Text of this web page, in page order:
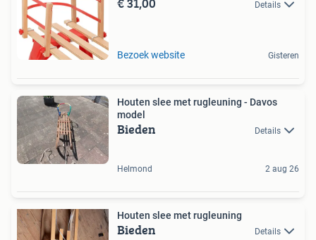
Details
Bezoek website Gisteren
Houten slee met rugleuning - Davos
model
Bieden Details
Helmond 2 aug 26
Houten slee met rugleuning
Bieden Details